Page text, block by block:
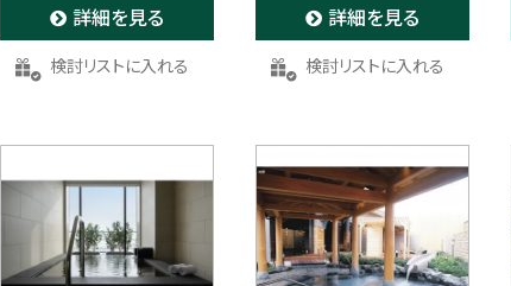
詳細を見る
お気に入りに登録する
詳細を見る
お気に入りに登録する